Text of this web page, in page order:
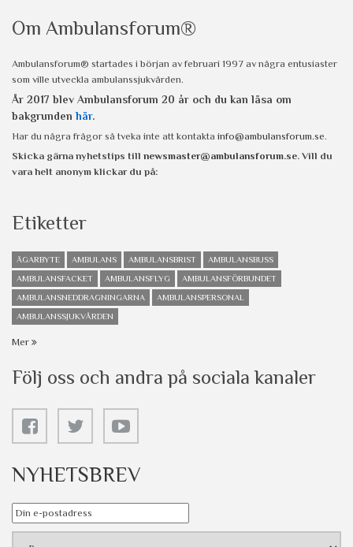
Om Ambulansforum®
Ambulansforum® startades i början av februari 1997 av några entusiaster
som ville utveckla ambulanssjukvården.
År 2017 blev Ambulansforum 20 år och du kan läsa om
bakgrunden här.
Har du några frågor så tveka inte att kontakta info@ambulansforum.se.
Skicka gärna nyhetstips till newsmaster@ambulansforum.se. Vill du
vara helt anonym klickar du på:
Etiketter
ÄGARBYTE AMBULANS AMBULANSBRIST
AMBULANSBUSS
AMBULANSFACKET
AMBULANSFLYG
AMBULANSFÖRBUNDET
AMBULANSNEDDRAGNINGARNA
AMBULANSPERSONAL
AMBULANSSJUKVÅRDEN
Mer
Följ oss och andra på sociala kanaler
NYHETSBREV